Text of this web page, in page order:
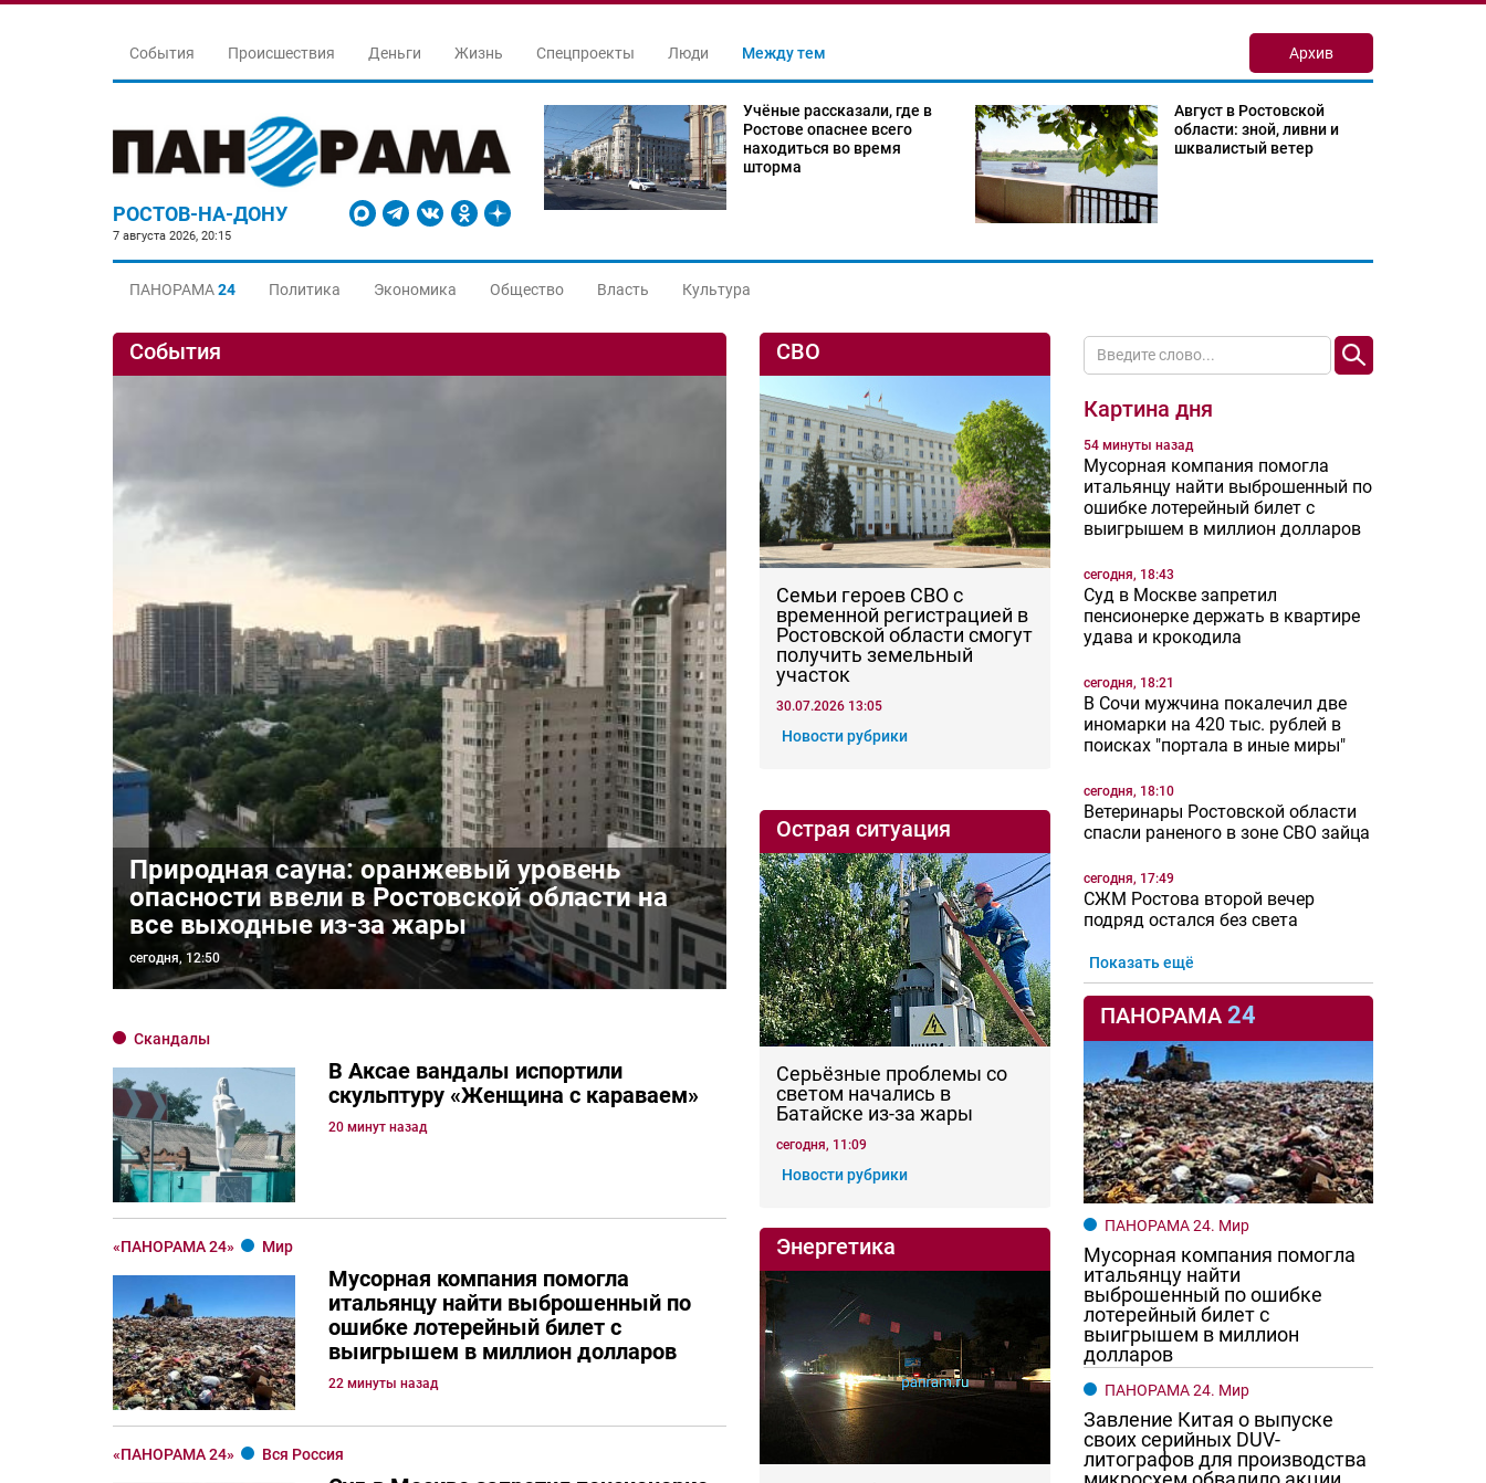
События Происшествия Деньги Жизнь Спецпроекты Люди Между тем Архив
РОСТОВ-НА-ДОНУ
7 августа 2026, 20:15
Учёные рассказали, где в
Ростове опаснее всего
находиться во время
шторма
Август в Ростовской
области: зной, ливни и
шквалистый ветер
ПАНОРАМА24 Политика Экономика Общество Власть Культура
События
Природная сауна: оранжевый уровень
опасности ввели в Ростовской области на
все выходные из-за жары
сегодня, 12:50
Скандалы
В Аксае вандалы испортили
скульптуру «Женщина с караваем»
20 минут назад
«ПАНОРАМА 24» Мир
Мусорная компания помогла
итальянцу найти выброшенный по
ошибке лотерейный билет с
выигрышем в миллион долларов
22 минуты назад
«ПАНОРАМА 24» Вся Россия
СВО
Семьи героев СВО с
временной регистрацией в
Ростовской области смогут
получить земельный
участок
30.07.2026 13:05
Новости рубрики
Острая ситуация
Серьёзные проблемы со
светом начались в
Батайске из-за жары
сегодня, 11:09
Новости рубрики
Энергетика
Картина дня
54 минуты назад
Мусорная компания помогла
итальянцу найти выброшенный по
ошибке лотерейный билет с
выигрышем в миллион долларов
сегодня, 18:43
Суд в Москве запретил
пенсионерке держать в квартире
удава и крокодила
сегодня, 18:21
В Сочи мужчина покалечил две
иномарки на 420 тыс. рублей в
поисках "портала в иные миры"
сегодня, 18:10
Ветеринары Ростовской области
спасли раненого в зоне СВО зайца
сегодня, 17:49
СЖМ Ростова второй вечер
подряд остался без света
Показать ещё
ПАНОРАМА 24
ПАНОРАМА 24. Мир
Мусорная компания помогла
итальянцу найти
выброшенный по ошибке
лотерейный билет с
выигрышем в миллион
долларов
ПАНОРАМА 24. Мир
Завление Китая о выпуске
своих серийных DUV-
литографов для производства